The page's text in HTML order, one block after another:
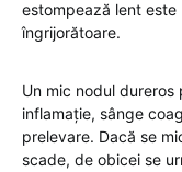
estompează lent
îngrijorătoare.
Un mic nodul dureros
inflamație, sânge
prelevare. Dacă se
scade, de obicei se